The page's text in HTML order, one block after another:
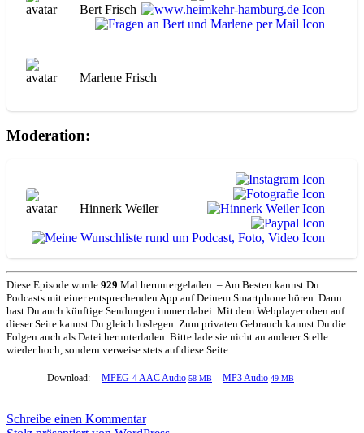
Bert Frisch
Marlene Frisch
Moderation:
Hinnerk Weiler
Diese Episode wurde 929 Mal heruntergeladen. – Am Besten kannst Du
Podcasts mit einer entsprechenden App auf Deinem Smartphone hören. Dann
hast Du auch künftige Sendungen immer dabei. Mit dem Webplayer oben auf
dieser Seite kannst Du gleich loslegen. Zum privaten Gebrauch kannst Du die
Folgen auch als Datei herunterladen. Bitte lade sie nicht an anderer Stelle
wieder hoch, sondern verweise stets auf diese Seite.
Download: MPEG-4 AAC Audio 58 MB MP3 Audio 49 MB
Schreibe einen Kommentarzu